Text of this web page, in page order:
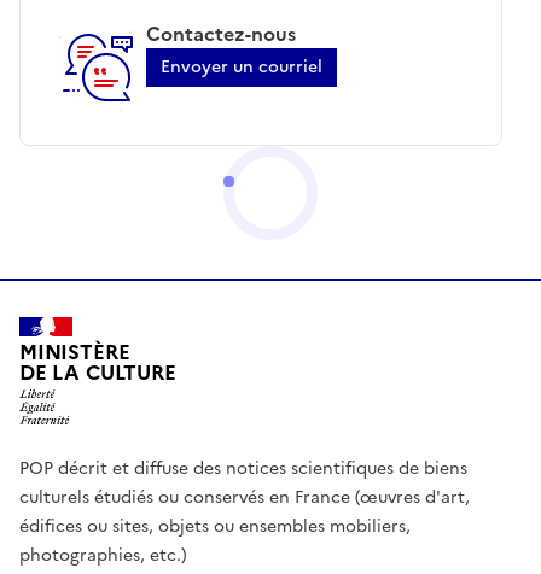
Contactez-nous
Envoyer un courriel
MINISTÈRE
DE LA CULTURE
POP décrit et diffuse des notices scientifiques de biens
culturels étudiés ou conservés en France (œuvres d'art,
édifices ou sites, objets ou ensembles mobiliers,
photographies, etc.)